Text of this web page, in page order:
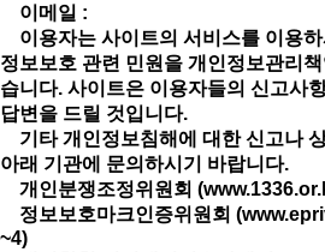
이메일 :
이용자는 사이트의 서비스를 이용
정보보호 관련 민원을 개인정보관리
습니다. 사이트은 이용자들의 신고사
답변을 드릴 것입니다.
기타 개인정보침해에 대한 신고나
아래 기관에 문의하시기 바랍니다.
개인분쟁조정위원회 (
정보보호마크인증위원회 (
~4)